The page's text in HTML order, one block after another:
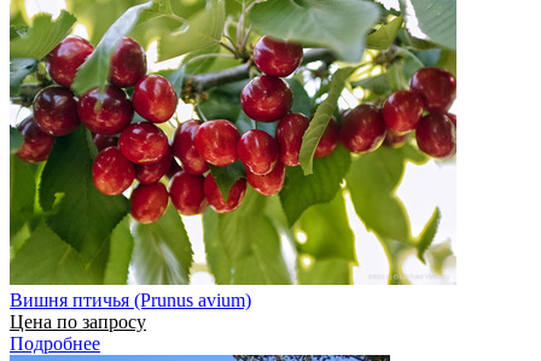
Вишня птичья (Prunus avium)
Цена по запросу
Подробнее